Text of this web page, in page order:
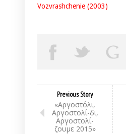
Vozvrashchenie (2003)
Previous Story
«Αργοστόλι,
Αργοστολί-δι,
Αργοστολί-
ζουμε 2015»